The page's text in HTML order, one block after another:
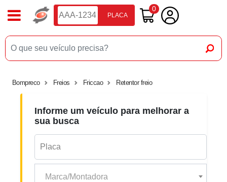
PLACA
0
Bompreco Freios Friccao Retentor freio
Informe um veículo para melhorar a
sua busca
Marca/Montadora